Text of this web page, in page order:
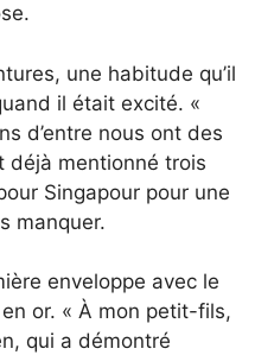
une habitude qu’il
il était excité. «
d’entre nous ont des
déjà mentionné trois
Singapour pour une
manquer.
enveloppe avec le
or. « À mon petit-fils,
qui a démontré